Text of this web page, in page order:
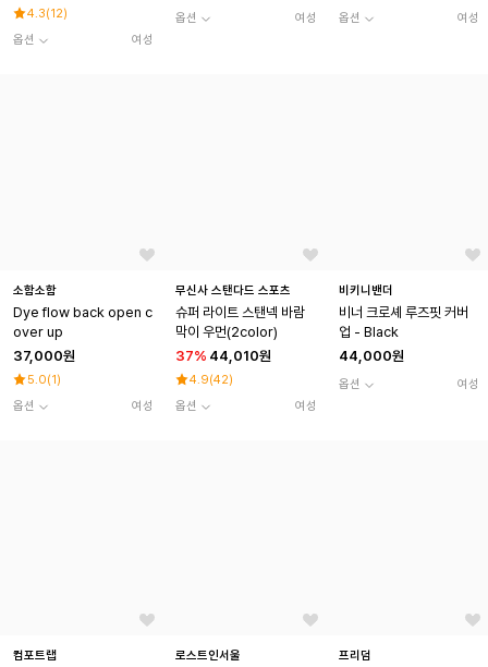
4.3(12)
옵션
여성
옵션 여성 옵션 여성
소함소함
Dye flow back open c
over up
37,000원
5.0(1)
옵션
여성
무신사 스탠다드 스포츠
슈퍼 라이트 스탠넥 바람
막이 우먼(2color)
37% 44,010원
4.9(42)
옵션
여성
비키니밴더
비너 크로셰 루즈핏 커버
업 - Black
44,000원
옵션 여성
컴포트랩 로스트인서울 프리덤